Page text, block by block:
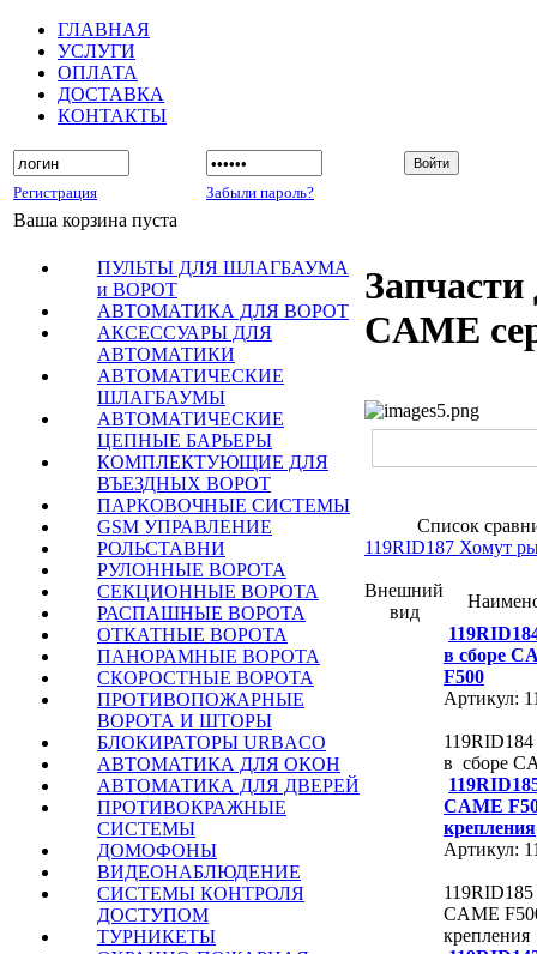
ГЛАВНАЯ
УСЛУГИ
ОПЛАТА
ДОСТАВКА
КОНТАКТЫ
Регистрация Забыли пароль?
Ваша корзина пуста
ПУЛЬТЫ ДЛЯ ШЛАГБАУМА
и ВОРОТ
АВТОМАТИКА ДЛЯ ВОРОТ
АКСЕССУАРЫ ДЛЯ
АВТОМАТИКИ
АВТОМАТИЧЕСКИЕ
ШЛАГБАУМЫ
АВТОМАТИЧЕСКИЕ
ЦЕПНЫЕ БАРЬЕРЫ
КОМПЛЕКТУЮЩИЕ ДЛЯ
ВЪЕЗДНЫХ ВОРОТ
ПАРКОВОЧНЫЕ СИСТЕМЫ
GSM УПРАВЛЕНИЕ
РОЛЬСТАВНИ
РУЛОННЫЕ ВОРОТА
СЕКЦИОННЫЕ ВОРОТА
РАСПАШНЫЕ ВОРОТА
ОТКАТНЫЕ ВОРОТА
ПАНОРАМНЫЕ ВОРОТА
СКОРОСТНЫЕ ВОРОТА
ПРОТИВОПОЖАРНЫЕ
ВОРОТА И ШТОРЫ
БЛОКИРАТОРЫ URBACO
АВТОМАТИКА ДЛЯ ОКОН
АВТОМАТИКА ДЛЯ ДВЕРЕЙ
ПРОТИВОКРАЖНЫЕ
СИСТЕМЫ
ДОМОФОНЫ
ВИДЕОНАБЛЮДЕНИЕ
СИСТЕМЫ КОНТРОЛЯ
ДОСТУПОМ
ТУРНИКЕТЫ
CAME
Список
119RID187 Хомут
Внешний
вид
в сборе
F500
Артикул:
в сборе
CAME
крепления
Артикул:
CAME
крепления